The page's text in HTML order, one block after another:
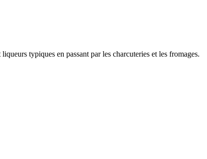
typiques en passant par les charcuteries et les fromages.